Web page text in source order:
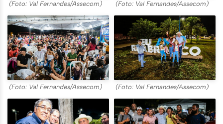
(Foto: Val Fernandes/Assecom) (Foto: Val Fernandes/Assecom)
(Foto: Val Fernandes/Assecom) (Foto: Val Fernandes/Assecom)